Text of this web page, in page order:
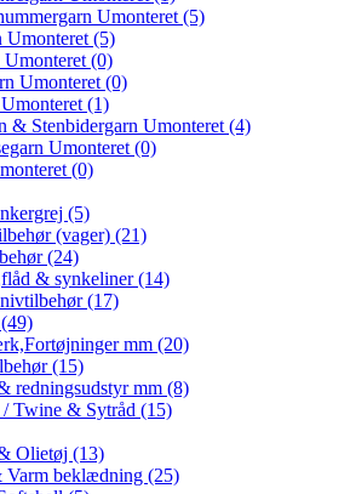
Umonteret (5)
Umonteret (5)
Umonteret (0)
Umonteret (0)
(1)
& Stenbidergarn Umonteret (4)
Umonteret (0)
(0)
(5)
(vager) (21)
(24)
& synkeliner (14)
(17)
mm (20)
(15)
redningsudstyr mm (8)
Twine & Sytråd (15)
Olietøj (13)
Varm beklædning (25)